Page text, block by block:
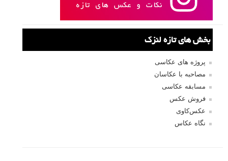
بخش های تازه لنزک
پروژه های عکاسی
مصاحبه با عکاسان
مسابقه عکاسی
فروش عکس
عکس‌کاوی
نگاه عکاس